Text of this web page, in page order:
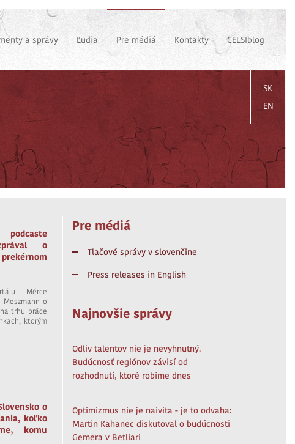
a správy Ľudia Pre médiá Kontakty CELSIblog
SK
EN
o
Mérce
Meszmann o
trhu práce
ktorým
o
koľko
komu
Pre médiá
Tlačové správy v slovenčine
Press releases in English
Najnovšie správy
Odliv talentov nie je nevyhnutný.
Budúcnosť regiónov závisí od
rozhodnutí, ktoré robíme dnes
Optimizmus nie je naivita - je to odvaha:
Martin Kahanec diskutoval o budúcnosti
Gemera v Betliari